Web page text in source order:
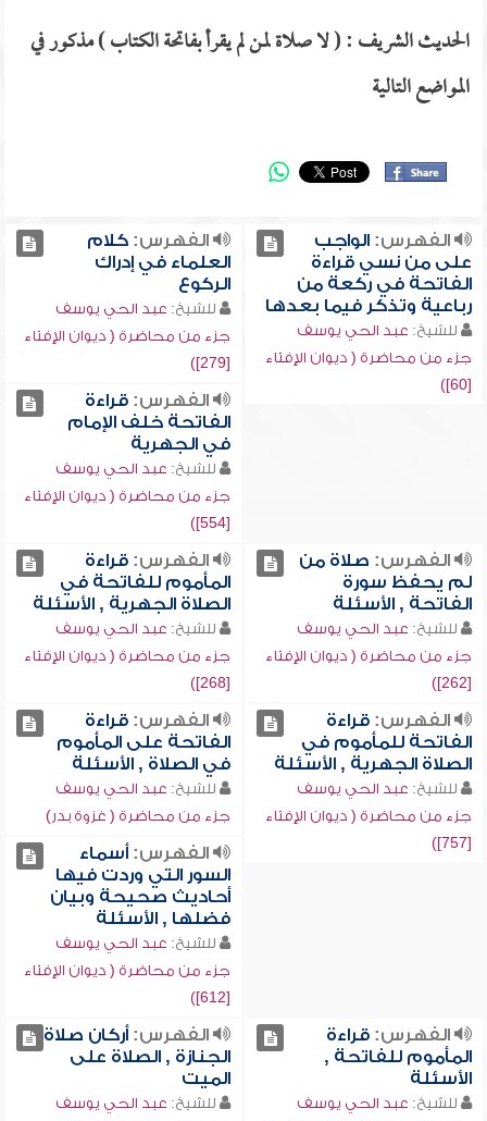
الحديث الشريف : ( لا صلاة لمن لم يقرأ بفاتحة الكتاب ) مذكور في
المواضع التالية
الفهرس:الواجب
على من نسي قراءة
الفاتحة في ركعة من
رباعية وتذكر فيما بعدها
للشيخ: عبد الحي يوسف
جزء من محاضرة ( ديوان الإفتاء
[60])
الفهرس:كلام
العلماء في إدراك
الركوع
للشيخ: عبد الحي يوسف
جزء من محاضرة ( ديوان الإفتاء
[279])
الفهرس:قراءة
الفاتحة خلف الإمام
في الجهرية
للشيخ: عبد الحي يوسف
جزء من محاضرة ( ديوان الإفتاء
[554])
الفهرس: صلاة من
لم يحفظ سورة
الفاتحة , الأسئلة
للشيخ: عبد الحي يوسف
جزء من محاضرة ( ديوان الإفتاء
[262])
الفهرس:قراءة
المأموم للفاتحة في
الصلاة الجهرية , الأسئلة
للشيخ: عبد الحي يوسف
جزء من محاضرة ( ديوان الإفتاء
[268])
الفهرس:قراءة
الفاتحة للمأموم في
الصلاة الجهرية , الأسئلة
للشيخ: عبد الحي يوسف
جزء من محاضرة ( ديوان الإفتاء
[757])
الفهرس:قراءة
الفاتحة على المأموم
في الصلاة , الأسئلة
للشيخ: عبد الحي يوسف
جزء من محاضرة ( غزوة بدر)
الفهرس:أسماء
السور التي وردت فيها
أحاديث صحيحة وبيان
فضلها , الأسئلة
للشيخ: عبد الحي يوسف
جزء من محاضرة ( ديوان الإفتاء
[612])
الفهرس:قراءة
المأموم للفاتحة ,
الأسئلة
للشيخ: عبد الحي يوسف
الفهرس:أركان صلاة
الجنازة , الصلاة على
الميت
للشيخ: عبد الحي يوسف